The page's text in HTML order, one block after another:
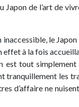
de l’art de
le
effet à la fois
tout simplement
tranquillement les
d’affaire ne